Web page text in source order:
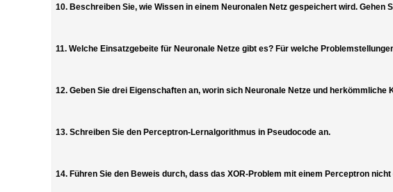
10. Beschreiben Sie, wie Wissen in einem Neuronalen Netz gespeichert wird.
11. Welche Einsatzgebeite für Neuronale Netze gibt es? Für welche
12. Geben Sie drei Eigenschaften an, worin sich Neuronale Netze und herkömmliche
13. Schreiben Sie den Perceptron-Lernalgorithmus in Pseudocode an.
14. Führen Sie den Beweis durch, dass das XOR-Problem mit einem Perceptron